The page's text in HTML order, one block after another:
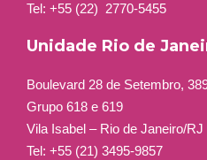
Tel: +55 (22) 2770-5455
Unidade Rio de
Boulevard 28 de Setembro,
Grupo 618 e 619
Vila Isabel – Rio de Janeiro/RJ
Tel: +55 (21) 3495-9857